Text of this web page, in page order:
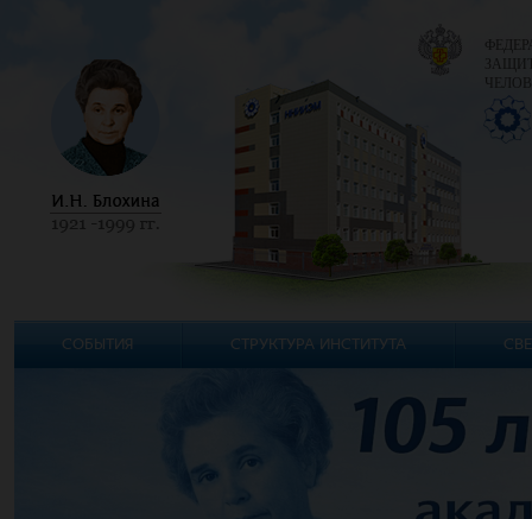
СОБЫТИЯ СТРУКТУРА ИНСТИТУТА